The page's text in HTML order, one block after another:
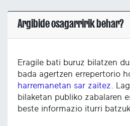
Argibide osagarririk behar?
Eragile bati buruz bilatzen
bada agertzen errepertorio
harremanetan sar zaitez .
bilaketan publiko zabalaren
beste informazio iturri